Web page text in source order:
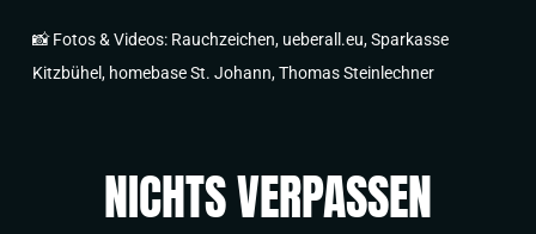
📸 Fotos & Videos: Rauchzeichen, ueberall.eu, Sparkasse
Kitzbühel, homebase St. Johann, Thomas Steinlechner
NICHTS VERPASSEN